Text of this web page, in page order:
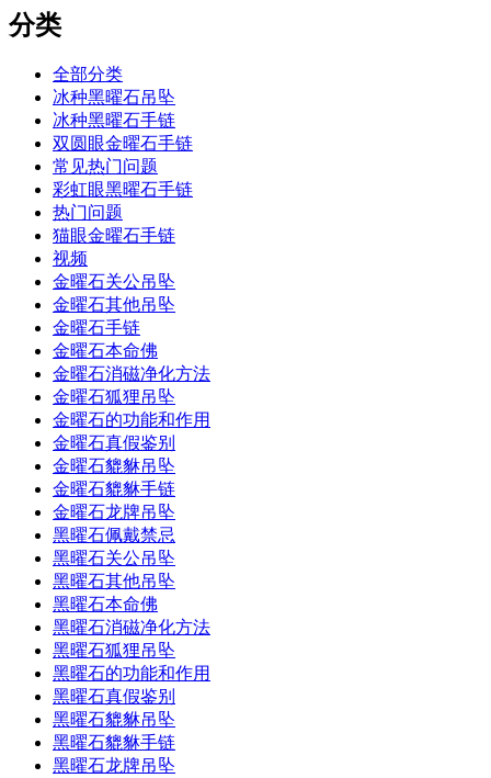
分类
全部分类
冰种黑曜石吊坠
冰种黑曜石手链
双圆眼金曜石手链
常见热门问题
彩虹眼黑曜石手链
热门问题
猫眼金曜石手链
视频
金曜石关公吊坠
金曜石其他吊坠
金曜石手链
金曜石本命佛
金曜石消磁净化方法
金曜石狐狸吊坠
金曜石的功能和作用
金曜石真假鉴别
金曜石貔貅吊坠
金曜石貔貅手链
金曜石龙牌吊坠
黑曜石佩戴禁忌
黑曜石关公吊坠
黑曜石其他吊坠
黑曜石本命佛
黑曜石消磁净化方法
黑曜石狐狸吊坠
黑曜石的功能和作用
黑曜石真假鉴别
黑曜石貔貅吊坠
黑曜石貔貅手链
黑曜石龙牌吊坠